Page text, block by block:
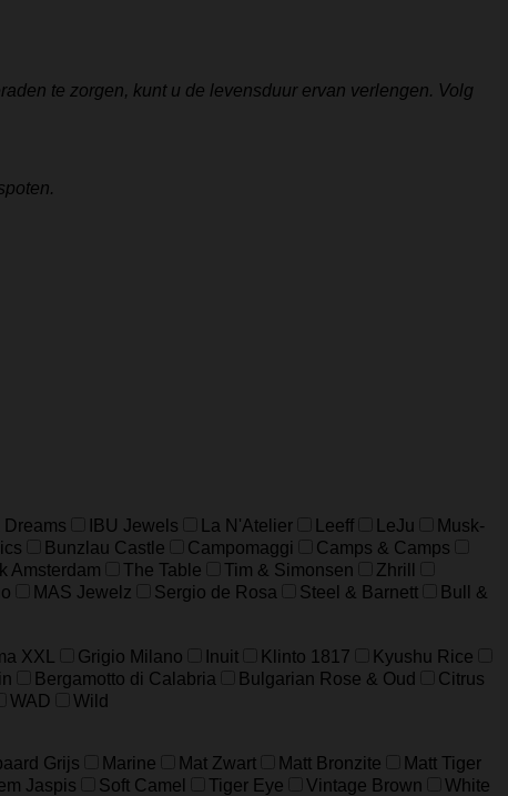
te zorgen, kunt u de levensduur ervan verlengen. Volg
Dreams IBU Jewels La N'Atelier Leeff LeJu
Musk-
Bunzlau Castle Campomaggi
Camps & Camps
Amsterdam The Table Tim & Simonsen
Zhrill
MAS Jewelz Sergio de Rosa Steel & Barnett
Bull &
XXL Grigio Milano Inuit Klinto 1817
Kyushu Rice
Bergamotto di Calabria Bulgarian Rose & Oud
Citrus
WAD
Wild
Grijs Marine Mat Zwart Matt Bronzite
Matt Tiger
Jaspis Soft Camel Tiger Eye Vintage Brown
White